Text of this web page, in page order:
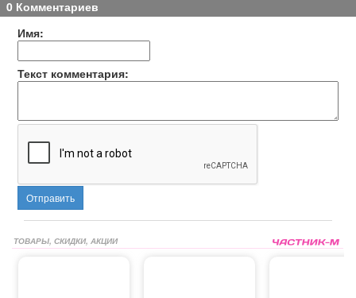
0 Комментариев
Имя:
Текст комментария:
Отправить
ТОВАРЫ, СКИДКИ, АКЦИИ